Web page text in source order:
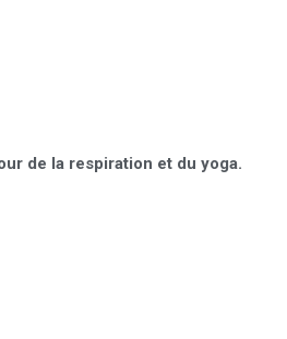
de la respiration et du yoga.